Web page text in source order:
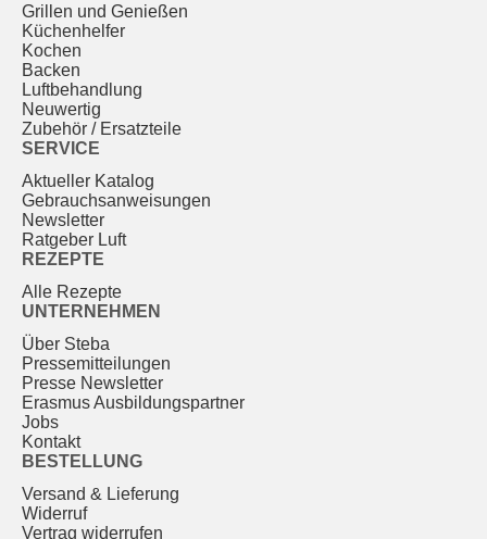
Grillen und Genießen
Küchenhelfer
Kochen
Backen
Luftbehandlung
Neuwertig
Zubehör / Ersatzteile
SERVICE
Aktueller Katalog
Gebrauchs­anweisungen
Newsletter
Ratgeber Luft
REZEPTE
Alle Rezepte
UNTERNEHMEN
Über Steba
Pressemitteilungen
Presse Newsletter
Erasmus Ausbildungspartner
Jobs
Kontakt
BESTELLUNG
Versand & Lieferung
Widerruf
Vertrag widerrufen